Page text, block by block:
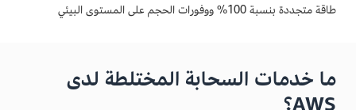
طاقة متجددة بنسبة 100% ووفورات الحجم على المستوى البيئي
ما خدمات السحابة المختلطة لدى